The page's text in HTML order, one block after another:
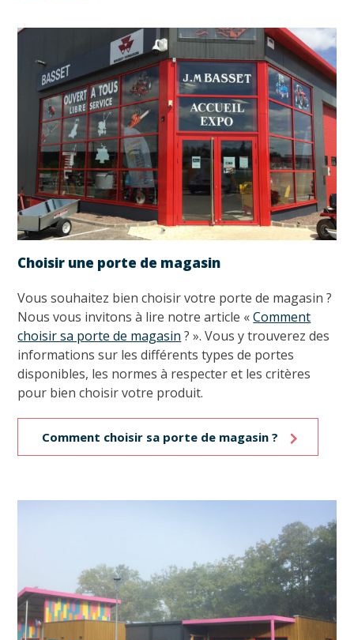
Choisir une porte de magasin
Vous souhaitez bien choisir votre porte de magasin ?
Nous vous invitons à lire notre article «Comment
choisir sa porte de magasin ? ». Vous y trouverez des
informations sur les différents types de portes
disponibles, les normes à respecter et les critères
pour bien choisir votre produit.
Comment choisir sa porte de magasin ?